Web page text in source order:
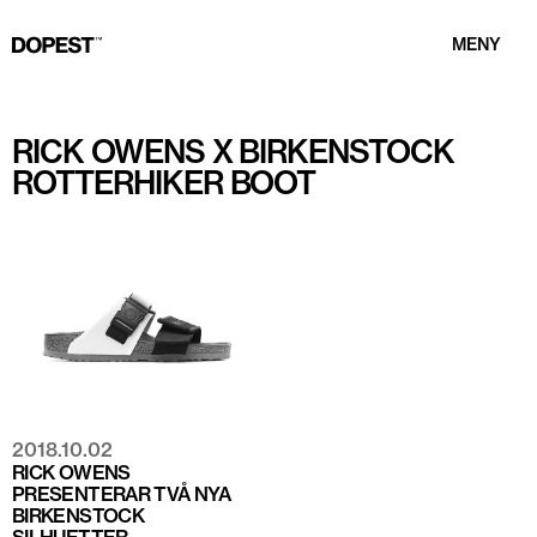
MENY
RICK OWENS X BIRKENSTOCK
ROTTERHIKER BOOT
2018.10.02
RICK OWENS
PRESENTERAR TVÅ NYA
BIRKENSTOCK